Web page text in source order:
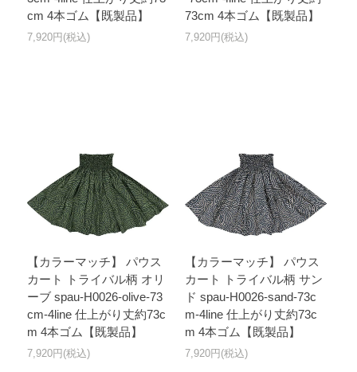
cm 4本ゴム【既製品】
7,920円(税込)
73cm 4本ゴム【既製品】
7,920円(税込)
【カラーマッチ】 パウス
カート トライバル柄 オリ
ーブ spau-H0026-olive-73
cm-4line 仕上がり丈約73c
m 4本ゴム【既製品】
7,920円(税込)
【カラーマッチ】 パウス
カート トライバル柄 サン
ド spau-H0026-sand-73c
m-4line 仕上がり丈約73c
m 4本ゴム【既製品】
7,920円(税込)